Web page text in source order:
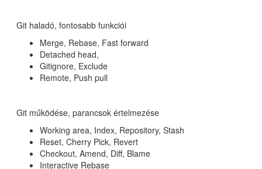
Git haladó, fontosabb funkciói
Merge, Rebase, Fast forward
Detached head,
Gitignore, Exclude
Remote, Push pull
Git működése, parancsok értelmezése
Working area, Index, Repository, Stash
Reset, Cherry Pick, Revert
Checkout, Amend, Diff, Blame
Interactive Rebase